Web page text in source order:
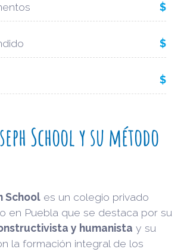
$
$
$
School y su método
School es un colegio privado
en Puebla que se destaca por su
y humanista y su
la formación integral de los